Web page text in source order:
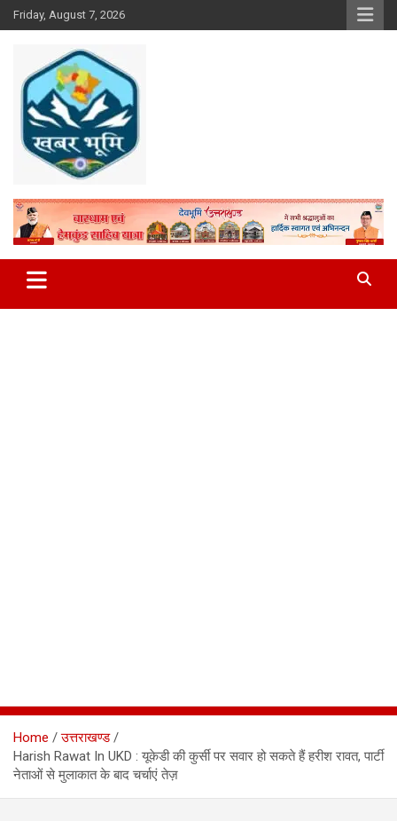
Skip
to
Friday, August 7, 2026
Khabar Bhumi
Home
उत्तराखण्ड
Harish Rawat In UKD : यूकेडी की कुर्सी पर सवार हो सकते हैं हरीश रावत, पार्टी
नेताओं से मुलाकात के बाद चर्चाएं तेज़